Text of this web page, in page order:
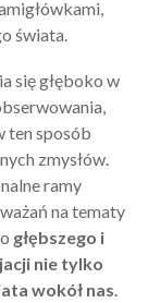
świata.
się głęboko w
ten sposób
zmysłów.
ramy
na tematy
głębszego i
nie tylko
wokół nas